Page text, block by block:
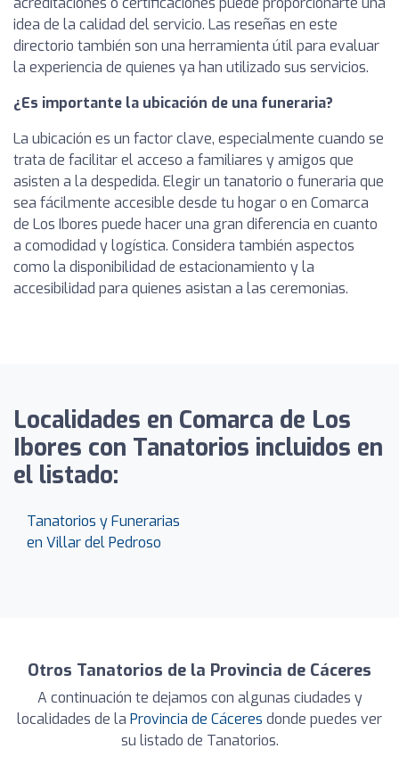
idea de la calidad del servicio. Las reseñas en este
directorio también son una herramienta útil para evaluar
la experiencia de quienes ya han utilizado sus servicios.
¿Es importante la ubicación de una funeraria?
La ubicación es un factor clave, especialmente cuando se
trata de facilitar el acceso a familiares y amigos que
asisten a la despedida. Elegir un tanatorio o funeraria que
sea fácilmente accesible desde tu hogar o en Comarca
de Los Ibores puede hacer una gran diferencia en cuanto
a comodidad y logística. Considera también aspectos
como la disponibilidad de estacionamiento y la
accesibilidad para quienes asistan a las ceremonias.
Localidades en Comarca de Los
Ibores con Tanatorios incluidos en
el listado:
Tanatorios y Funerarias
en Villar del Pedroso
Otros Tanatorios de la Provincia de Cáceres
A continuación te dejamos con algunas ciudades y
localidades de la Provincia de Cáceres donde puedes ver
su listado de Tanatorios.